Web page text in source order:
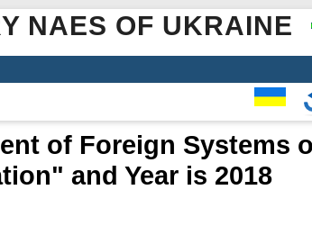
NAES OF UKRAINE
of Foreign Systems
and Year is 2018